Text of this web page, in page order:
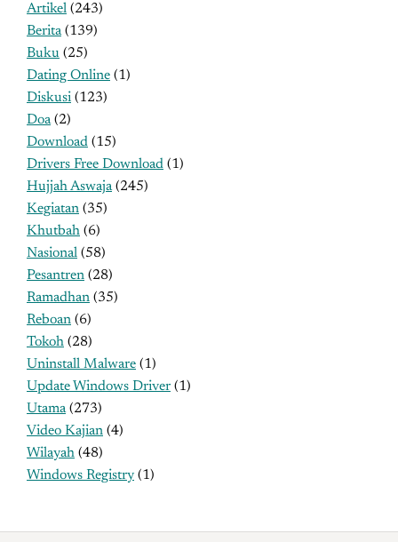
Artikel (243)
Berita(139)
Buku (25)
Dating Online (1)
Diskusi (123)
Doa(2)
Download (15)
Drivers Free Download (1)
Hujjah Aswaja(245)
Kegiatan (35)
Khutbah (6)
Nasional (58)
Pesantren (28)
Ramadhan (35)
Reboan (6)
Tokoh (28)
Uninstall Malware (1)
Update Windows Driver (1)
Utama(273)
Video Kajian (4)
Wilayah (48)
Windows Registry (1)